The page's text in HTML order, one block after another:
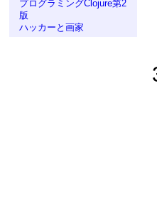
プログラミングClojure第2
版
ハッカーと画家